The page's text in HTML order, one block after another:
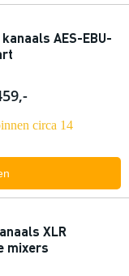
AES-EBU-
circa 14
XLR
mixers